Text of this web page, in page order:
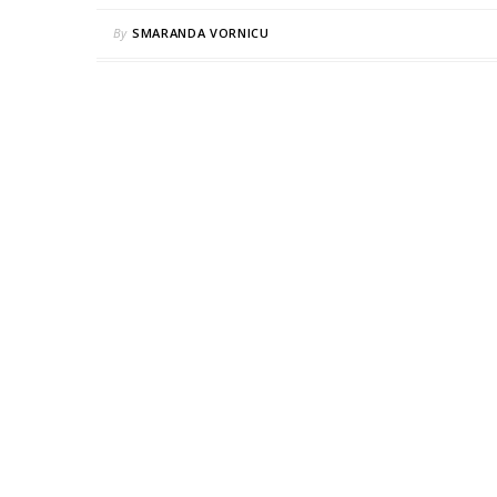
By SMARANDA VORNICU